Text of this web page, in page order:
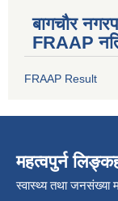
बागचौर
FRAAP
FRAAP Result
महत्वपुर्न
स्वास्थ्य तथा जनसंख्या